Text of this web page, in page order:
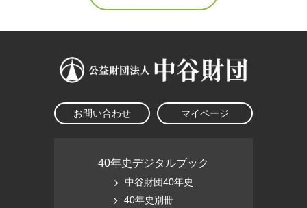
お問い合わせ マイページ
40年史デジタルブック
中谷財団40年史
40年史別冊